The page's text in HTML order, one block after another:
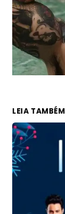
LEIA TAMBÉM